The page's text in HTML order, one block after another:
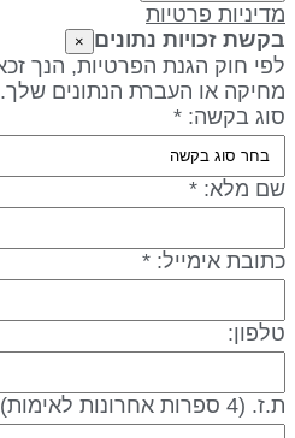
פרטיות
זכויות נתונים
חוק הגנת הפרטיות, הנך זכאי
או העברת הנתונים שלך.
בקשה: *
מלא: *
אימייל: *
ספרות אחרונות לאימות):